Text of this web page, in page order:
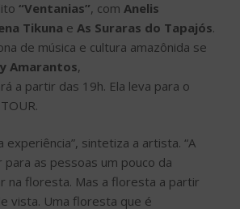
“Ventanias”, com Anelis
Tikuna e As Suraras do Tapajós.
de música e cultura amazônida se
Amarantos,
a partir das 19h. Ela leva para o
experiência”, sintetiza a artista. “A
as pessoas um pouco da
na floresta. Mas a floresta a partir
vista. Uma floresta que é